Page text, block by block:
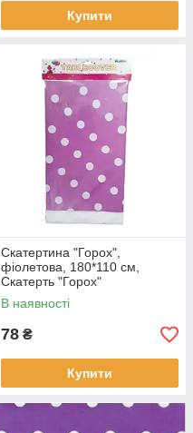
Купити
Скатертина "Горох",
фіолетова, 180*110 см,
Скатерть "Горох"
В наявності
78 ₴
Купити